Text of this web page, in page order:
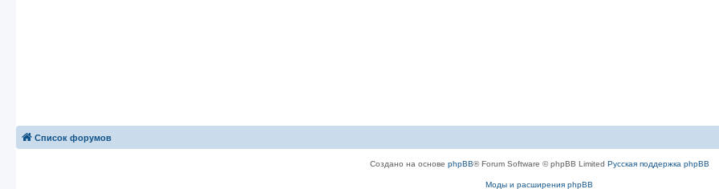
Список форумов
Создано на основе phpBB® Forum Software © phpBB Limited Русская поддержка phpBB
Моды и расширения phpBB